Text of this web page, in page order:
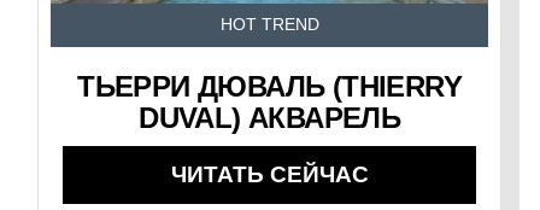
HOT TREND
ТЬЕРРИ ДЮВАЛЬ (THIERRY
DUVAL) АКВАРЕЛЬ
ЧИТАТЬ СЕЙЧАС